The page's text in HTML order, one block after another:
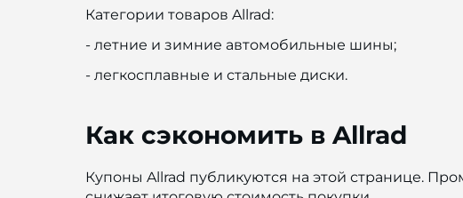
Категории товаров Allrad:
- летние и зимние автомобильные шины;
- легкосплавные и стальные диски.
Как сэкономить в Allrad
Купоны Allrad публикуются на этой странице.